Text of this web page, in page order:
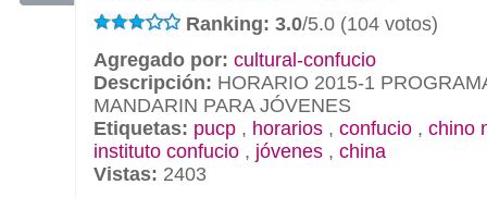
Ranking: 3.0/5.0 (104 votos)
Agregado por: cultural-confucio
Descripción: HORARIO 2015-1
MANDARIN PARA JÓVENES
Etiquetas: pucp , horarios , confucio , chino
instituto confucio , jóvenes , china
Vistas: 2403